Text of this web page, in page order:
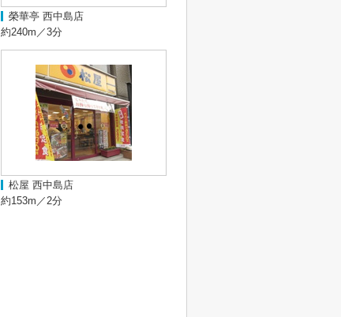
榮華亭 西中島店
約240m／3分
松屋 西中島店
約153m／2分